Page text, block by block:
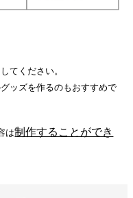
てください。
ッズを作るのもおすすめで
は制作することができ